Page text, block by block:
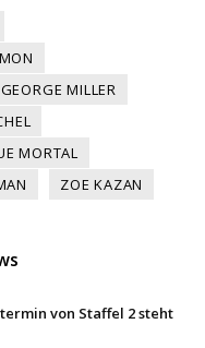
GEORGE MILLER
MORTAL
ZOE KAZAN
von Staffel 2 steht